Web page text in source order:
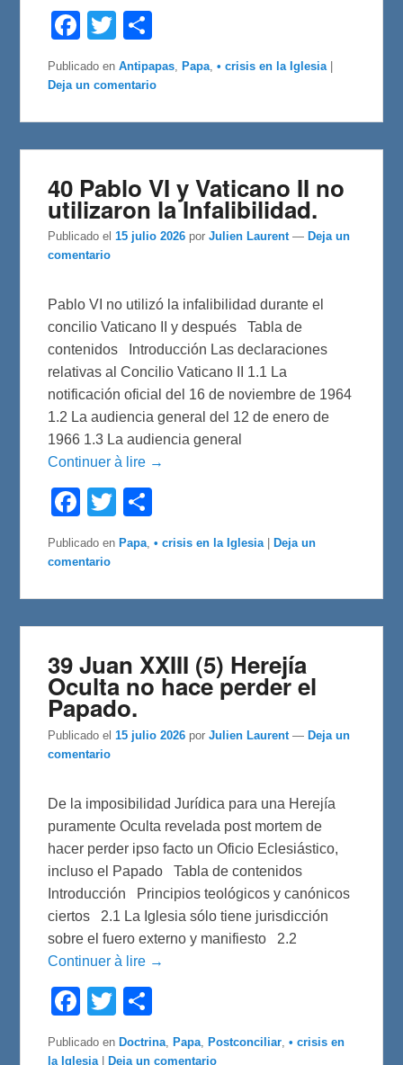
F
e
b
o
k
T
t
e
p
a
r
i
Publicado en Antipapas ,Papa ,• crisis en la Iglesia |
Deja un comentario
40 Pablo VI y Vaticano II no
utilizaron la Infalibilidad.
Publicado el 15 julio 2026 porJulien Laurent — Deja un
comentario
Pablo VI no utilizó la infalibilidad durante el
concilio Vaticano II y después Tabla de
contenidos Introducción Las declaraciones
relativas al Concilio Vaticano II 1.1 La
notificación oficial del 16 de noviembre de 1964
1.2 La audiencia general del 12 de enero de
1966 1.3 La audiencia general
Continuer à lire →
F
e
b
o
k
T
t
t
i
Publicado en Papa,• crisis en la Iglesia
Deja un
comentario
39 Juan XXIII (5) Herejía
Oculta no hace perder el
Papado.
Publicado el 15 julio 2026 porJulien Laurent — Deja un
comentario
De la imposibilidad Jurídica para una Herejía
puramente Oculta revelada post mortem de
hacer perder ipso facto un Oficio Eclesiástico,
incluso el Papado Tabla de contenidos
Introducción Principios teológicos y canónicos
ciertos 2.1 La Iglesia sólo tiene jurisdicción
sobre el fuero externo y manifiesto 2.2
Continuer à lire →
F
e
b
T
t
t
p
a
Publicado en Doctrina, Papa, Postconciliar,• crisis en
la Iglesia
Deja un comentario